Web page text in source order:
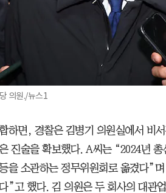
의원./뉴스1
하면, 경찰은 김병기 의원실에서 비
진술을 확보했다. A씨는 “2024년
을 소관하는 정무위원회로 옮겼다”
”고 했다. 김 의원은 두 회사의 대관